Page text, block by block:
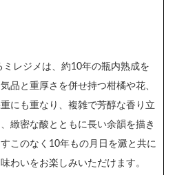
レジメは、約10年の瓶内熟成を
品と重厚さを併せ持つ柑橘や花、
にも重なり、複雑で芳醇な香り立
緻密な酸とともに長い余韻を描き
このなく10年もの月日を澱と共に
わいをお楽しみいただけます。